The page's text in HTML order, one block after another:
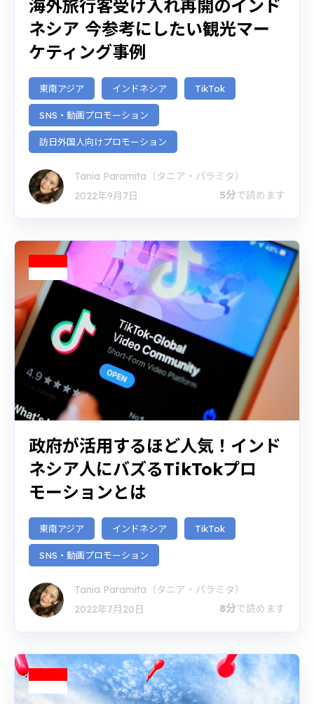
海外旅行客受け入れ再開のインド
ネシア 今参考にしたい観光マー
ケティング事例
東南アジア インドネシア TikTok
SNS・動画プロモーション
訪日外国人向けプロモーション
Tania Paramita（タニア・パラミタ）
2022年9月7日
5分で読めます
政府が活用するほど人気！インド
ネシア人にバズるTikTokプロ
モーションとは
東南アジア インドネシア TikTok
SNS・動画プロモーション
Tania Paramita（タニア・パラミタ）
2022年7月20日
8分で読めます